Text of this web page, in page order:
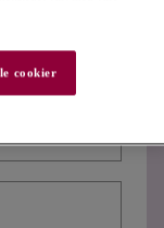
cookier